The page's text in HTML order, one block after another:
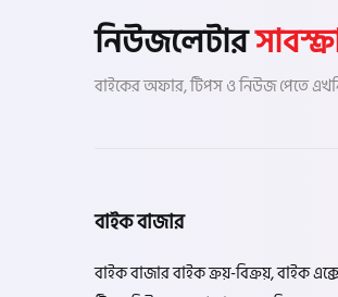
নিউজলেটার
বাইকের অফার, টিপস ও নিউজ পেতে
বাইক বাজার
বাইক বাজার বাইক ক্রয়-বিক্রয়, বাইক